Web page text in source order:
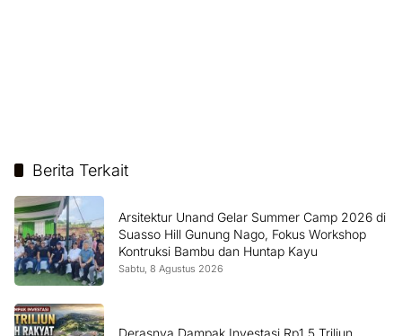
Berita Terkait
Arsitektur Unand Gelar Summer Camp 2026 di
Suasso Hill Gunung Nago, Fokus Workshop
Kontruksi Bambu dan Huntap Kayu
Sabtu, 8 Agustus 2026